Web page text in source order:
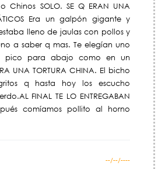
Chinos SOLO. SE Q ERAN UNA
Era un galpón gigante y
lleno de jaulas con pollos y
a saber q mas. Te elegían uno
pico para abajo como en un
UNA TORTURA CHINA. El bicho
q hasta hoy los escucho
FINAL TE LO ENTREGABAN
comíamos pollito al horno
--/--/----